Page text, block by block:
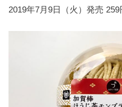
2019年7月9日（火）発売 259